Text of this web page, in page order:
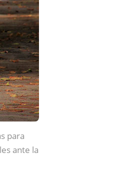
para
ante la